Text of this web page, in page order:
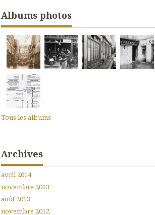
Albums photos
Tous les albums
Archives
avril 2014
novembre 2013
août 2013
novembre 2012